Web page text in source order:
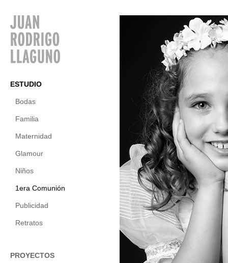
ESTUDIO
Bodas
Familia
Maternidad
Glamour
Niños
1era Comunión
Publicidad
Retratos
PROYECTOS